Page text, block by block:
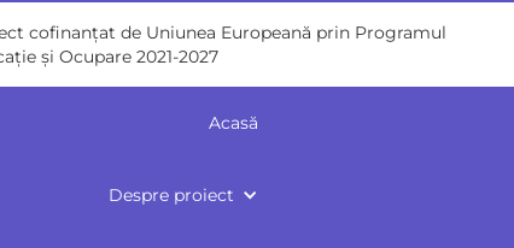
cofinanțat de Uniunea Europeană prin Programul
și Ocupare 2021-2027
Acasă
Despre proiect